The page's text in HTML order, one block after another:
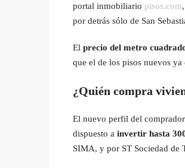
portal inmobiliario pisos.com
por detrás sólo de San
El precio del metro
que el de los pisos nuevos ya
¿Quién compra
El nuevo perfil del
dispuesto a invertir hasta
SIMA, y por ST Sociedad de